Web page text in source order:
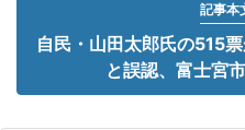
記事本
自民・山田太郎氏の515
と誤認、富士宮